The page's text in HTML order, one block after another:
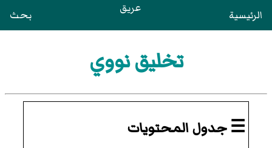
الرئيسية عريق بحث
تخليق نووي
☰ جدول المحتويات